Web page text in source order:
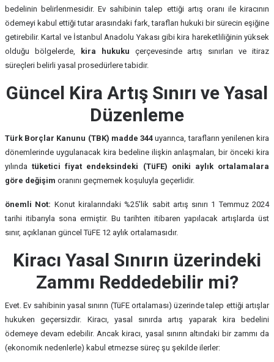
bedelinin belirlenmesidir. Ev sahibinin talep ettiği artış oranı ile kiracının
ödemeyi kabul ettiği tutar arasındaki fark, tarafları hukuki bir sürecin eşiğine
getirebilir. Kartal ve İstanbul Anadolu Yakası gibi kira hareketliliğinin yüksek
olduğu bölgelerde,
kira hukuku çerçevesinde artış sınırları ve itiraz
süreçleri belirli yasal prosedürlere tabidir.
Güncel Kira Artış Sınırı ve Yasal
Düzenleme
Türk Borçlar Kanunu (TBK) madde 344 uyarınca, tarafların yenilenen kira
dönemlerinde uygulanacak kira bedeline ilişkin anlaşmaları, bir önceki kira
yılındatüketici fiyat endeksindeki (TüFE) oniki aylık ortalamalara
göre değişim oranını geçmemek koşuluyla geçerlidir.
önemli Not: Konut kiralarındaki %25'lik sabit artış sınırı 1 Temmuz 2024
tarihi itibarıyla sona ermiştir. Bu tarihten itibaren yapılacak artışlarda üst
sınır, açıklanan güncel TüFE 12 aylık ortalamasıdır.
Kiracı Yasal Sınırın üzerindeki
Zammı Reddedebilir mi?
Evet. Ev sahibinin yasal sınırın (TüFE ortalaması) üzerinde talep ettiği artışlar
hukuken geçersizdir. Kiracı, yasal sınırda artış yaparak kira bedelini
ödemeye devam edebilir. Ancak kiracı, yasal sınırın altındaki bir zammı da
(ekonomik nedenlerle) kabul etmezse süreç şu şekilde ilerler: